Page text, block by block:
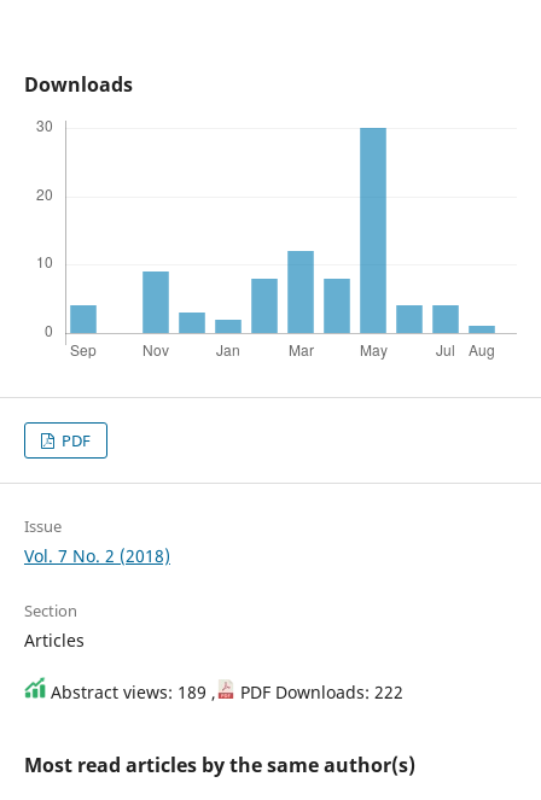
Downloads
PDF
Issue
Vol. 7 No. 2 (2018)
Section
Articles
Abstract views: 189 , PDF Downloads: 222
Most read articles by the same author(s)